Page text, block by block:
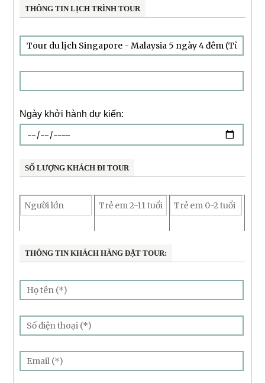
THÔNG TIN LỊCH TRÌNH TOUR
Ngày khởi hành dự kiến:
SỐ LƯỢNG KHÁCH ĐI TOUR
THÔNG TIN KHÁCH HÀNG ĐẶT TOUR: